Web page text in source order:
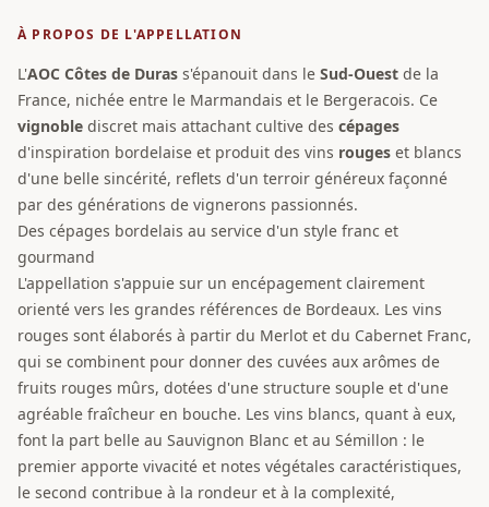
À PROPOS DE L'APPELLATION
L'AOC Côtes de Duras s'épanouit dans le Sud-Ouest de la
France, nichée entre le Marmandais et le Bergeracois. Ce
vignoble discret mais attachant cultive des cépages
d'inspiration bordelaise et produit des vins rouges et blancs
d'une belle sincérité, reflets d'un terroir généreux façonné
par des générations de vignerons passionnés.
Des cépages bordelais au service d'un style franc et
gourmand
L'appellation s'appuie sur un encépagement clairement
orienté vers les grandes références de Bordeaux. Les vins
rouges sont élaborés à partir du Merlot et du Cabernet Franc,
qui se combinent pour donner des cuvées aux arômes de
fruits rouges mûrs, dotées d'une structure souple et d'une
agréable fraîcheur en bouche. Les vins blancs, quant à eux,
font la part belle au Sauvignon Blanc et au Sémillon : le
premier apporte vivacité et notes végétales caractéristiques,
le second contribue à la rondeur et à la complexité,